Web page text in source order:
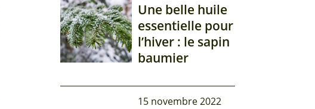
Une belle huile
essentielle pour
l’hiver : le sapin
baumier
15 novembre 2022